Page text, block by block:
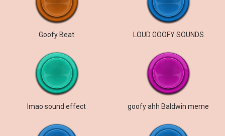
Goofy Beat LOUD GOOFY SOUNDS
lmao sound effect goofy ahh Baldwin meme